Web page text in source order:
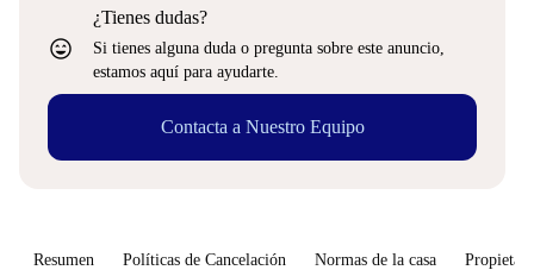
sentiment_very_satisfied
¿Tienes dudas?
Si tienes alguna duda o pregunta sobre este anuncio,
estamos aquí para ayudarte.
Contacta a Nuestro Equipo
Resumen Políticas de Cancelación Normas de la casa